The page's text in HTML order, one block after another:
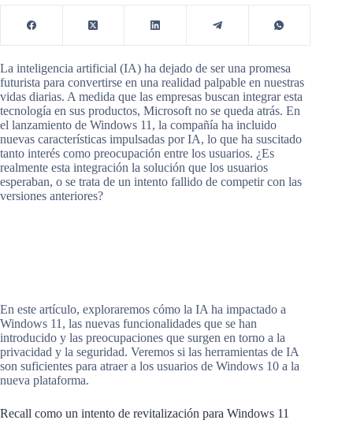
La inteligencia artificial (IA) ha dejado de ser una promesa
futurista para convertirse en una realidad palpable en nuestras
vidas diarias. A medida que las empresas buscan integrar esta
tecnología en sus productos, Microsoft no se queda atrás. En
el lanzamiento de Windows 11, la compañía ha incluido
nuevas características impulsadas por IA, lo que ha suscitado
tanto interés como preocupación entre los usuarios. ¿Es
realmente esta integración la solución que los usuarios
esperaban, o se trata de un intento fallido de competir con las
versiones anteriores?
En este artículo, exploraremos cómo la IA ha impactado a
Windows 11, las nuevas funcionalidades que se han
introducido y las preocupaciones que surgen en torno a la
privacidad y la seguridad. Veremos si las herramientas de IA
son suficientes para atraer a los usuarios de Windows 10 a la
nueva plataforma.
Recall como un intento de revitalización para Windows 11